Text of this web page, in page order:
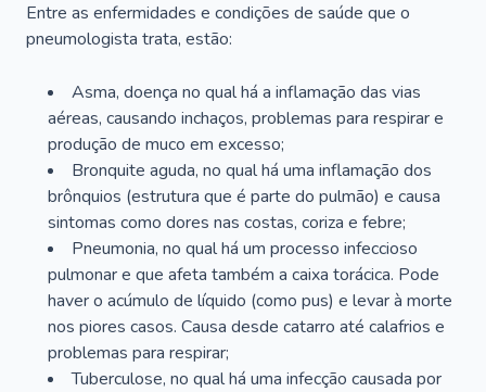
Entre as enfermidades e condições de saúde que o
pneumologista trata, estão:
Asma, doença no qual há a inflamação das vias
aéreas, causando inchaços, problemas para respirar e
produção de muco em excesso;
Bronquite aguda, no qual há uma inflamação dos
brônquios (estrutura que é parte do pulmão) e causa
sintomas como dores nas costas, coriza e febre;
Pneumonia, no qual há um processo infeccioso
pulmonar e que afeta também a caixa torácica. Pode
haver o acúmulo de líquido (como pus) e levar à morte
nos piores casos. Causa desde catarro até calafrios e
problemas para respirar;
Tuberculose, no qual há uma infecção causada por